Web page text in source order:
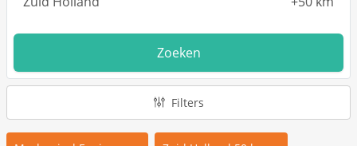
Zoeken
Filters